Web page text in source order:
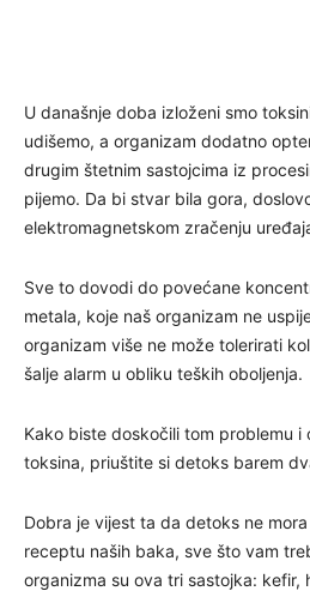
U današnje doba izloženi smo
udišemo, a organizam dodatno
drugim štetnim sastojcima iz
pijemo. Da bi stvar bila gora,
elektromagnetskom zračenju
Sve to dovodi do povećane
metala, koje naš organizam ne
organizam više ne može tolerirati
šalje alarm u obliku teških oboljenja.
Kako biste doskočili tom problemu i
toksina, priuštite si detoks barem
Dobra je vijest ta da detoks ne
receptu naših baka, sve što vam
organizma su ova tri sastojka: kefir,